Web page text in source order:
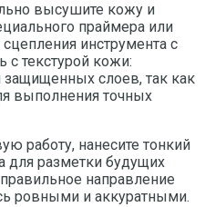
высушите кожу и
праймера или
инструмента с
с текстурой кожи:
защищенных слоев, так как
выполнения точных
работу, нанесите тонкий
для разметки будущих
направление
ровными и аккуратными.